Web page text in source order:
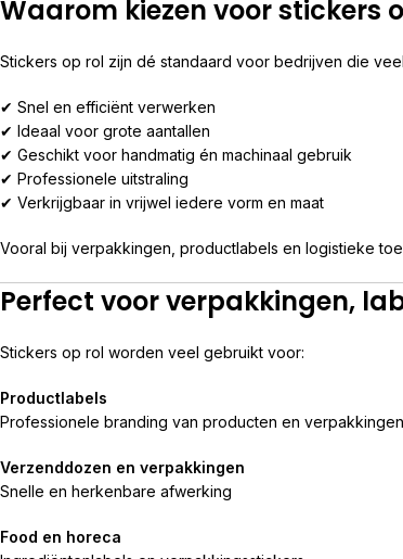
Waarom kiezen voor stickers
Stickers op rol zijn dé standaard voor bedrijven die
✔ Snel en efficiënt verwerken
✔ Ideaal voor grote aantallen
✔ Geschikt voor handmatig én machinaal gebruik
✔ Professionele uitstraling
✔ Verkrijgbaar in vrijwel iedere vorm en maat
Vooral bij verpakkingen, productlabels en logistieke
Perfect voor verpakkingen,
Stickers op rol worden veel gebruikt voor:
Productlabels
Professionele branding van producten en verpakkingen
Verzenddozen en verpakkingen
Snelle en herkenbare afwerking
Food en horeca